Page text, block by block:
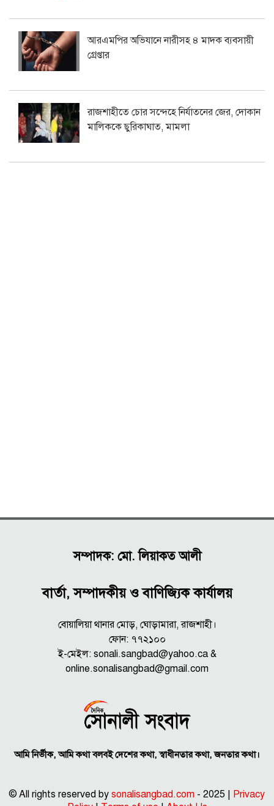
আরএমপির অভিযানে নারীসহ ৪ মাদক ব্যবসায়ী
গ্রেপ্তার
রাজশাহীতে চোর সন্দেহে নির্যাতনের জের, দোকান
মালিককে ছুরিকাঘাত, মামলা
সম্পাদক: মো. লিয়াকত আলী
বার্তা, সম্পাদকীয় ও বাণিজ্যিক কার্যালয়
বোয়ালিয়া থানার মোড়, ঘোড়ামারা, রাজশাহী।
ফোন: ৭৭২১০০
ই-মেইল: sonali.sangbad@yahoo.ca &
online.sonalisangbad@gmail.com
আমি নির্ভীক, আমি কথা বলবই দেশের কথা, স্বাধীনতার কথা, জনতার কথা।
© All rights reserved by sonalisangbad.com - 2025 | Privacy